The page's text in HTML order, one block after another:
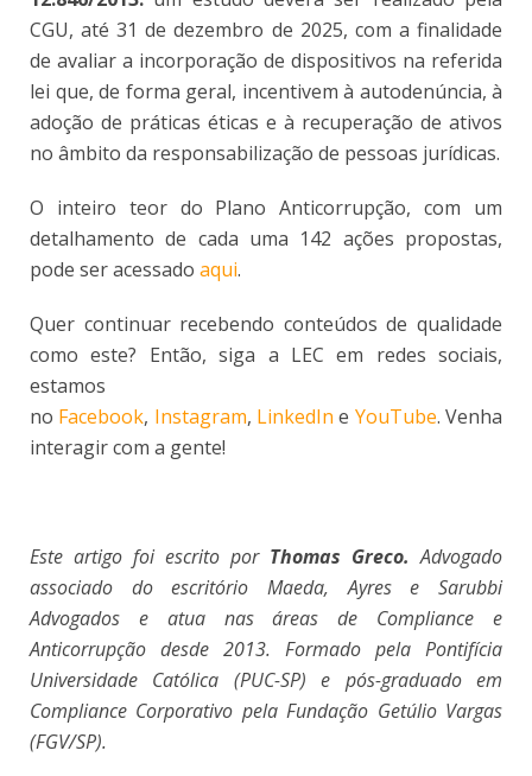
CGU, até 31 de dezembro de 2025, com a finalidade
de avaliar a incorporação de dispositivos na referida
lei que, de forma geral, incentivem à autodenúncia, à
adoção de práticas éticas e à recuperação de ativos
no âmbito da responsabilização de pessoas jurídicas.
O inteiro teor do Plano Anticorrupção, com um
detalhamento de cada uma 142 ações propostas,
pode ser acessado aqui.
Quer continuar recebendo conteúdos de qualidade
como este? Então, siga a LEC em redes sociais,
estamos
no Facebook, Instagram, LinkedIn e YouTube. Venha
interagir com a gente!
Este artigo foi escrito por Thomas Greco.Advogado
associado do escritório Maeda, Ayres e Sarubbi
Advogados e atua nas áreas de Compliance e
Anticorrupção desde 2013. Formado pela Pontifícia
Universidade Católica (PUC-SP) e pós-graduado em
Compliance Corporativo pela Fundação Getúlio Vargas
(FGV/SP).